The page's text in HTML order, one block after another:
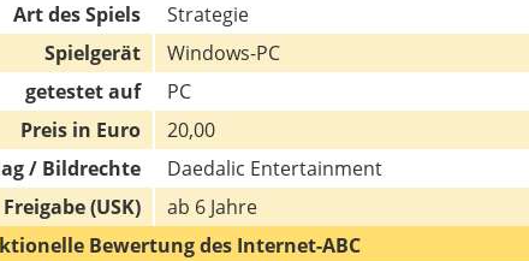
Art des Spiels
Strategie
Spielgerät
Windows-PC
getestet auf
PC
Preis in Euro
20,00
/ Bildrechte
Daedalic Entertainment
Freigabe (USK)
ab 6 Jahre
Bewertung des Internet-ABC